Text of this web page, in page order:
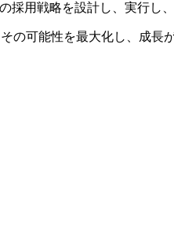
用戦略を設計し、実行し
の可能性を最大化し、成